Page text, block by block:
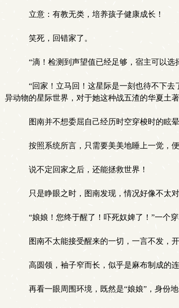
立意：有教无类，培养孩子健康成长！
笑死，回错家了。
“滴！检测到声望值已经足够，宿主可以选
“回家！立马回！这星际是一刻也待不下去
异动物的星际世界，对于她这种战五渣的华夏土
图南并不想委屈自己经历时空穿梭时的眩
按照系统所言，只需要美美地睡上一觉，
说不定回家之后，还能拯救世界！
只是睁眼之时，图南发现，情况好像不太对
“娘娘！您终于醒了！吓死奴婢了！”一个
图南不太能接受醒来的一切，一言不发，开
高圆领，袖子窄而长，似乎是麻布制成的
再看一眼周围环境，既然是“娘娘”，身份